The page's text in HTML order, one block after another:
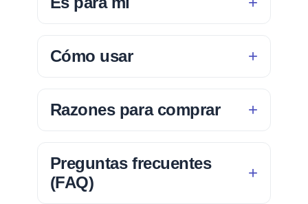
Cómo usar
Razones para comprar
Preguntas frecuentes
(FAQ)